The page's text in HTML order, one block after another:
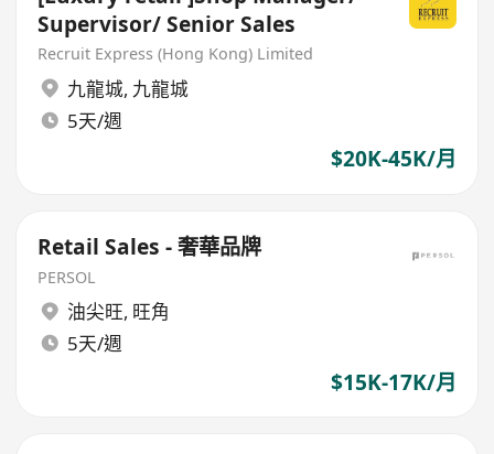
Supervisor/ Senior Sales
Recruit Express (Hong Kong) Limited
九龍城, 九龍城
5天/週
$20K-45K/月
Retail Sales - 奢華品牌
PERSOL
油尖旺, 旺角
5天/週
$15K-17K/月